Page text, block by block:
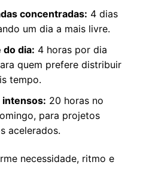
concentradas: 4 dias
um dia a mais livre.
do dia: 4 horas por dia
quem prefere distribuir
tempo.
intensos: 20 horas no
para projetos
acelerados.
necessidade, ritmo e